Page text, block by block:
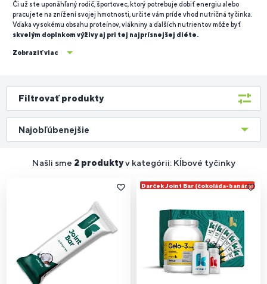
Či už ste uponáhľaný rodič, športovec, ktorý potrebuje dobiť energiu alebo
pracujete na znížení svojej hmotnosti, určite vám príde vhod nutričná tyčinka.
Vďaka vysokému obsahu proteínov, vlákniny a ďalších nutrientov môže byť
skvelým doplnkom výživy aj pri tej najprísnejšej diéte.
Zobraziť viac
Filtrovať produkty
Našli sme 2 produktyv kategórii: Kĺbové tyčinky
Najobľúbenejšie
Darček Joint Bar (čokoláda-banán)!